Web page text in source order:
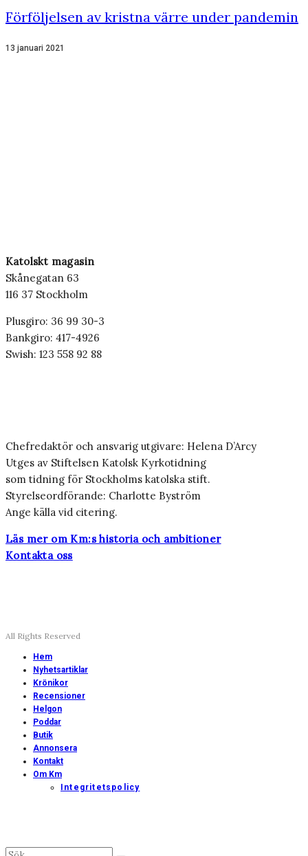
Förföljelsen av kristna värre under pandemin
13 januari 2021
Katolskt magasin
Skånegatan 63
116 37 Stockholm
Plusgiro: 36 99 30-3
Bankgiro: 417-4926
Swish: 123 558 92 88
Chefredaktör och ansvarig utgivare: Helena D’Arcy
Utges av Stiftelsen Katolsk Kyrkotidning
som tidning för Stockholms katolska stift.
Styrelseordförande: Charlotte Byström
Ange källa vid citering.
Läs mer om Km:s historia och ambitioner
Kontakta oss
All Rights Reserved
Hem
Nyhetsartiklar
Krönikor
Recensioner
Helgon
Poddar
Butik
Annonsera
Kontakt
Om Km
Integritetspolicy